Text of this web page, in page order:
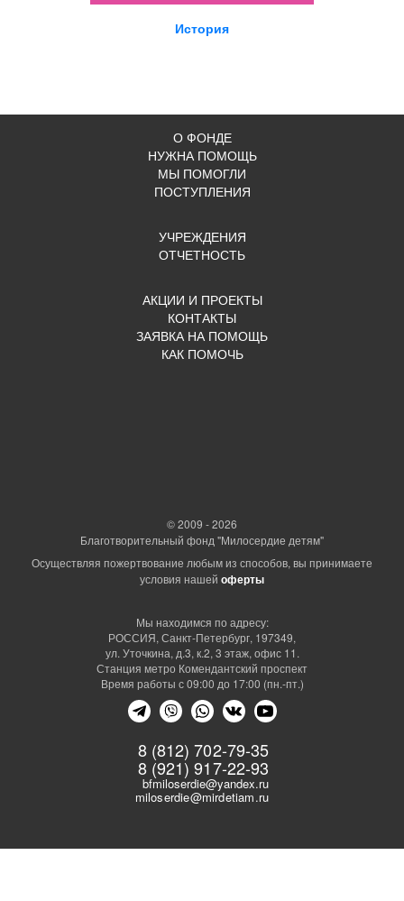
История
О ФОНДЕ
НУЖНА ПОМОЩЬ
МЫ ПОМОГЛИ
ПОСТУПЛЕНИЯ
УЧРЕЖДЕНИЯ
ОТЧЕТНОСТЬ
АКЦИИ И ПРОЕКТЫ
КОНТАКТЫ
ЗАЯВКА НА ПОМОЩЬ
КАК ПОМОЧЬ
© 2009 - 2026
Благотворительный фонд "Милосердие детям"
Осуществляя пожертвование любым из способов, вы принимаете
условия нашей оферты
8 (812) 702-79-35
8 (921) 917-22-93
bfmiloserdie@yandex.ru
miloserdie@mirdetiam.ru
Мы находимся по адресу:
РОССИЯ, Санкт-Петербург, 197349,
ул. Уточкина, д.3, к.2, 3 этаж, офис 11.
Станция метро Комендантский проспект
Время работы с 09:00 до 17:00 (пн.-пт.)